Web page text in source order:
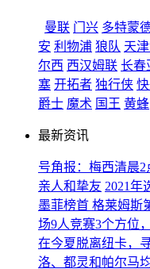
曼联 门兴 多特蒙
安 利物浦 狼队 天
尔西 西汉姆联 长春
塞 开拓者 独行侠
爵士 魔术 国王 黄蜂
最新资讯
号角报：梅西清晨
亲人和挚友 2021年
墨菲榜首 格莱姆斯
场9人竞赛3个方位
在今夏脱离纽卡，
洛、都灵和帕尔马